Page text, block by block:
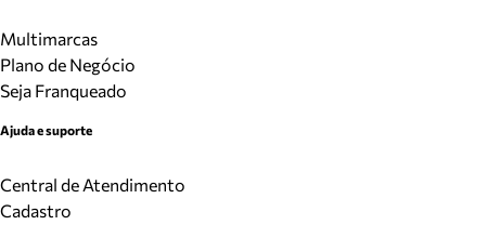
Multimarcas
Plano de Negócio
Seja Franqueado
Ajuda e suporte
Central de Atendimento
Cadastro